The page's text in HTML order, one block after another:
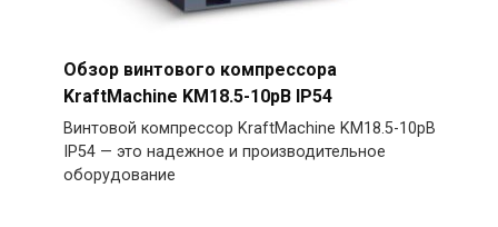
Обзор винтового компрессора
KraftMachine KM18.5-10рВ IP54
Винтовой компрессор KraftMachine KM18.5-10рВ
IP54 — это надежное и производительное
оборудование